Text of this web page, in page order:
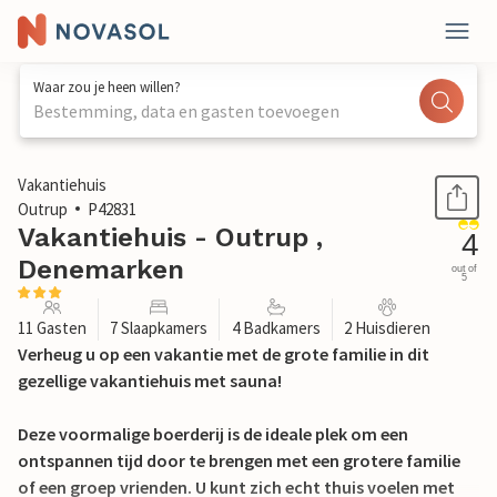
Waar zou je heen willen?
Bestemming, data en gasten toevoegen
1 / 32
Vakantiehuis
Outrup
P42831
Vakantiehuis - Outrup ,
Denemarken
4
out of
5
11 Gasten 7 Slaapkamers 4 Badkamers 2 Huisdieren
Verheug u op een vakantie met de grote familie in dit
gezellige vakantiehuis met sauna!
Deze voormalige boerderij is de ideale plek om een
ontspannen tijd door te brengen met een grotere familie
of een groep vrienden. U kunt zich echt thuis voelen met